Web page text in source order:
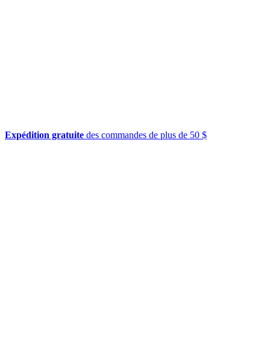
Expédition gratuite des commandes de plus de 50 $